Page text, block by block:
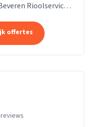
Rioolservice.
mijn vrije tijd....
offertes